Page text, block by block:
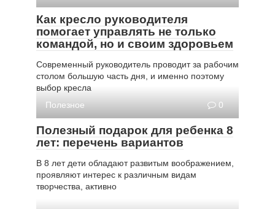
Как кресло руководителя
помогает управлять не только
командой, но и своим здоровьем
Современный руководитель проводит за рабочим
столом большую часть дня, и именно поэтому
выбор кресла
Полезное
0
Полезный подарок для ребенка 8
лет: перечень вариантов
В 8 лет дети обладают развитым воображением,
проявляют интерес к различным видам
творчества, активно